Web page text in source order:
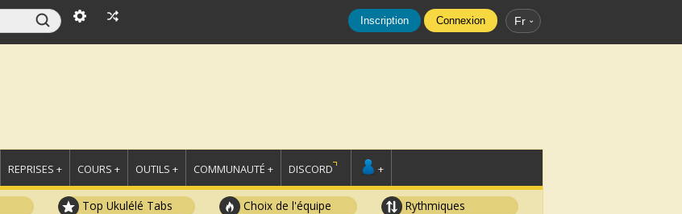
Inscription Connexion Fr
REPRISES + COURS + OUTILS + COMMUNAUTÉ + DISCORD +
Top Ukulélé Tabs Choix de l'équipe Rythmiques